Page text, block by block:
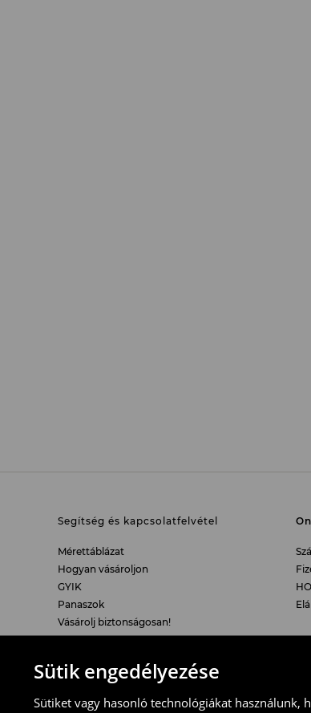
Sütik engedélyezése
Sütiket vagy hasonló technológiákat használunk,
Segítség és kapcsolatfelvétel
Mérettáblázat
Hogyan vásároljon
GYIK
Panaszok
Vásárolj biztonságosan!
Ellenőrizze üzleteink helyét